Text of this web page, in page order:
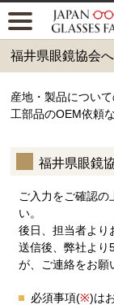
福井県眼鏡協会
産地・製品につい
工部品のOEM依頼
福井県眼鏡
ご入力をご確認の
い。
後日、担当者より
送信後、弊社より
が、ご連絡をお願
必須事項(※)は